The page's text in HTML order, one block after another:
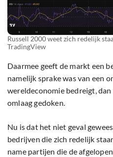
Russell 2000 weet zich redelijk
TradingView
Daarmee geeft de markt een
namelijk sprake was van een
wereldeconomie bedreigt,
omlaag gedoken.
Nu is dat het niet geval
bedrijven die zich redelijk
name partijen die de